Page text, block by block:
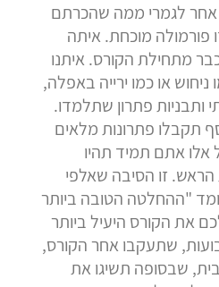
לגמרי ממה שהכרתם
פורמולה מוכחת. איתה
מתחילת הקורס. איתנו
או כמו ירייה באפלה,
ותבניות פתרון שתלמדו.
תקבלו פתרונות מלאים
אלו אתם תמיד תהיו
זו הסיבה שאלפי
"ההחלטה הטובה ביותר
את הקורס היעיל ביותר
שתעקבו אחר הקורס,
שבסופה תשיגו את